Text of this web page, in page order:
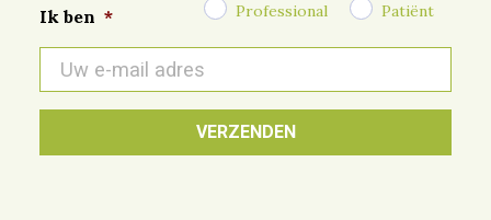
Ik ben * Professional Patiënt
mail
*